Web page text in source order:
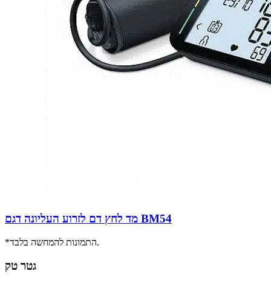
מד לחץ דם לזרוע העליונה דגם BM54
*התמונות להמחשה בלבד.
גטר טק